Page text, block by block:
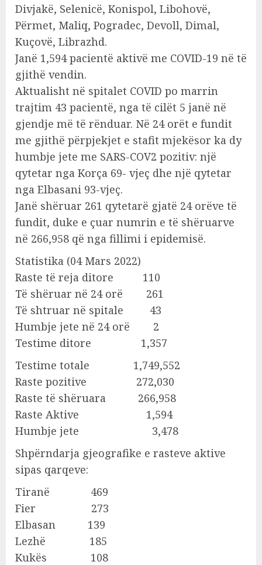
Divjakë, Selenicë, Konispol, Libohovë,
Përmet, Maliq, Pogradec, Devoll, Dimal,
Kuçovë, Librazhd.
Janë 1,594 pacientë aktivë me COVID-19 në të
gjithë vendin.
Aktualisht në spitalet COVID po marrin
trajtim 43 pacientë, nga të cilët 5 janë në
gjendje më të rënduar. Në 24 orët e fundit
me gjithë përpjekjet e stafit mjekësor ka dy
humbje jete me SARS-COV2 pozitiv: një
qytetar nga Korça 69- vjeç dhe një qytetar
nga Elbasani 93-vjeç.
Janë shëruar 261 qytetarë gjatë 24 orëve të
fundit, duke e çuar numrin e të shëruarve
në 266,958 që nga fillimi i epidemisë.
Statistika (04 Mars 2022)
Raste të reja ditore 110
Të shëruar në 24 orë 261
Të shtruar në spitale 43
Humbje jete në 24 orë 2
Testime ditore 1,357
Testime totale 1,749,552
Raste pozitive 272,030
Raste të shëruara 266,958
Raste Aktive 1,594
Humbje jete 3,478
Shpërndarja gjeografike e rasteve aktive
sipas qarqeve:
Tiranë 469
Fier 273
Elbasan 139
Lezhë 185
Kukës 108